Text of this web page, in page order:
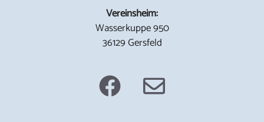
Vereinsheim:
Wasserkuppe 950
36129 Gersfeld